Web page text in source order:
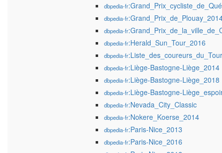
dbpedia-fr
dbpedia-fr
dbpedia-fr
dbpedia-fr:Herald_Sun_Tour_2016
dbpedia-fr
dbpedia-fr:Liège-Bastogne-Liège_2014
dbpedia-fr:Liège-Bastogne-Liège_2018
dbpedia-fr:Liège-Bastogne-
dbpedia-fr:Nevada_City_Classic
dbpedia-fr:Nokere_Koerse_2014
dbpedia-fr:Paris-Nice_2013
dbpedia-fr:Paris-Nice_2016